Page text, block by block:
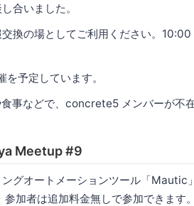
合いました。
換の場としてご利用ください。
予定しています。
事などで、concrete5 メンバーが不
Meetup #9
グオートメーションツール「Mautic
加者は追加料金無しで参加できます。